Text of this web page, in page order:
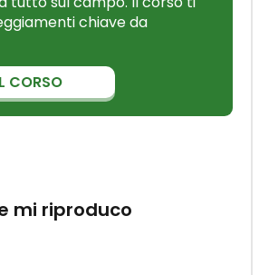
chiave da
CORSO
mi riproduco